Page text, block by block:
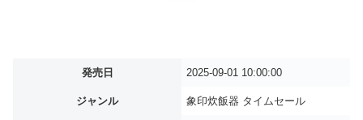
発売日 2025-09-01 10:00:00
ジャンル 象印炊飯器 タイムセール